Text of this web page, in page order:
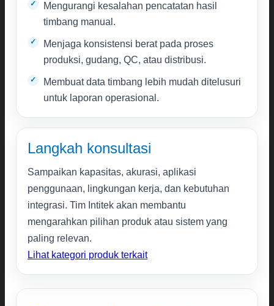
Mengurangi kesalahan pencatatan hasil
timbang manual.
Menjaga konsistensi berat pada proses
produksi, gudang, QC, atau distribusi.
Membuat data timbang lebih mudah ditelusuri
untuk laporan operasional.
Langkah konsultasi
Sampaikan kapasitas, akurasi, aplikasi
penggunaan, lingkungan kerja, dan kebutuhan
integrasi. Tim Intitek akan membantu
mengarahkan pilihan produk atau sistem yang
paling relevan.
Lihat kategori produk terkait